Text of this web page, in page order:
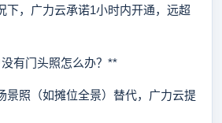
，广力云承诺1小时内开通，远超
有门头照怎么办？**
照（如摊位全景）替代，广力云提